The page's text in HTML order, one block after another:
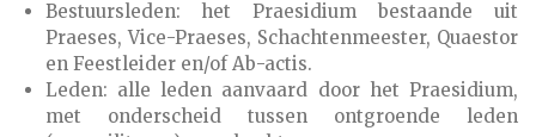
Bestuursleden: het Praesidium bestaande uit
Praeses, Vice-Praeses, Schachtenmeester, Quaestor
en Feestleider en/of Ab-actis.
Leden: alle leden aanvaard door het Praesidium,
met onderscheid tussen ontgroende leden